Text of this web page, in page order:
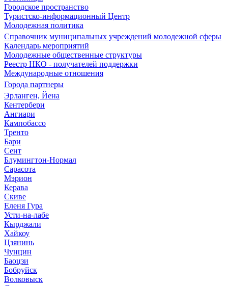
Городское пространство
Туристско-информационный Центр
Молодежная политика
Справочник муниципальных учреждений молодежной сферы
Календарь мероприятий
Молодежные общественные структуры
Реестр НКО - получателей поддержки
Международные отношения
Города партнеры
Эрланген, Йена
Кентербери
Ангиари
Кампобассо
Тренто
Бари
Сент
Блумингтон-Нормал
Сарасота
Мэрион
Керава
Скиве
Еленя Гура
Усти-на-лабе
Кырджали
Хайкоу
Цзянинь
Чунцин
Баоцзи
Бобруйск
Волковыск